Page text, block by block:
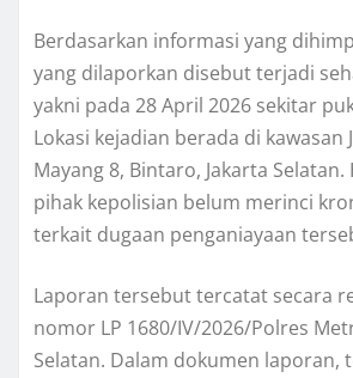
Berdasarkan informasi yang
yang dilaporkan disebut terjadi
yakni pada 28 April 2026 sekitar
Lokasi kejadian berada di kawasan
Mayang 8, Bintaro, Jakarta
pihak kepolisian belum merinci
terkait dugaan penganiayaan
Laporan tersebut tercatat secara
nomor LP 1680/IV/2026/Polres
Selatan. Dalam dokumen laporan,